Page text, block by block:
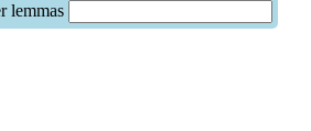
lemmas